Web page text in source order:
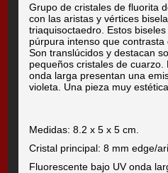
Grupo de cristales de fluorita
con las aristas y vértices
triaquisoctaedro. Estos
púrpura intenso que contrasta
Son translúcidos y destacan
pequeños cristales de
onda larga presentan una
violeta. Una pieza muy estética.
Medidas: 8.2 x 5 x 5 cm.
Cristal principal: 8 mm edge/
Fluorescente bajo UV onda